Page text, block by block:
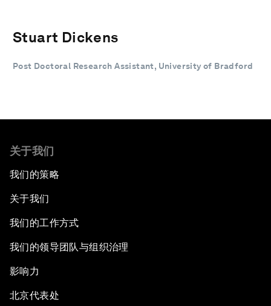
Stuart Dickens
Post Doctoral Research Assistant, University of Bradford
关于我们
我们的策略
关于我们
我们的工作方式
我们的领导团队与组织治理
影响力
北京代表处